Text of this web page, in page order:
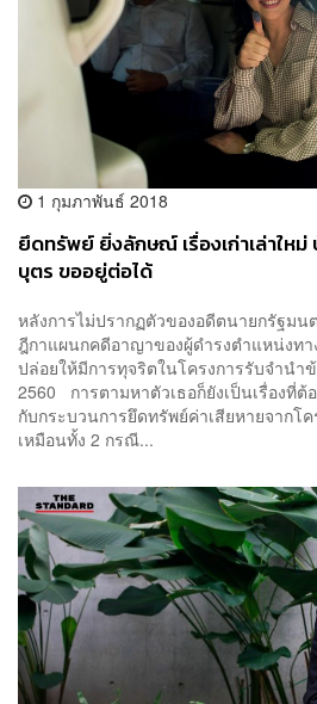
1 กุมภาพันธ์ 2018
ยึดทรัพย์ ยิ่งลักษณ์ เรื่องเก่าเล่าให
บุตร ขออยู่ต่อได้
หลังการไม่ปรากฏตัวของอดีตนายกรัฐม
ฎีกาแผนกคดีอาญาของผู้ดำรงตำแหน่งทา
ปล่อยให้มีการทุจริตในโครงการรับจำนำ
2560 การตามหาตัวเธอก็ยังเป็นเรื่องที่ต้
กับกระบวนการยึดทรัพย์ค่าเสียหายจาก
เหมือนทั้ง 2 กรณี...